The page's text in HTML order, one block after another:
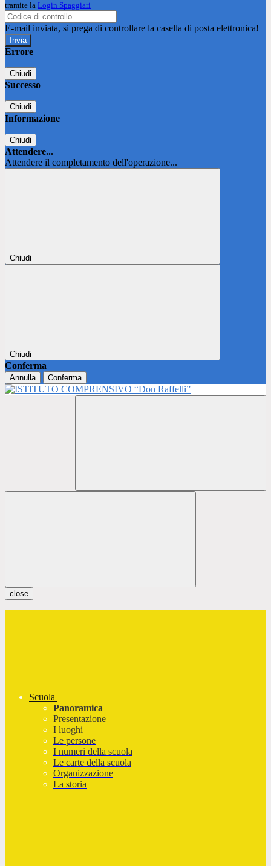
tramite la Login Spaggiari
E-mail inviata, si prega di controllare la casella di posta elettronica!
Errore
Chiudi
Successo
Chiudi
Informazione
Chiudi
Attendere...
Attendere il completamento dell'operazione...
Chiudi
Chiudi
Conferma
Annulla Conferma
close
Scuola
Panoramica
Presentazione
I luoghi
Le persone
I numeri della scuola
Le carte della scuola
Organizzazione
La storia